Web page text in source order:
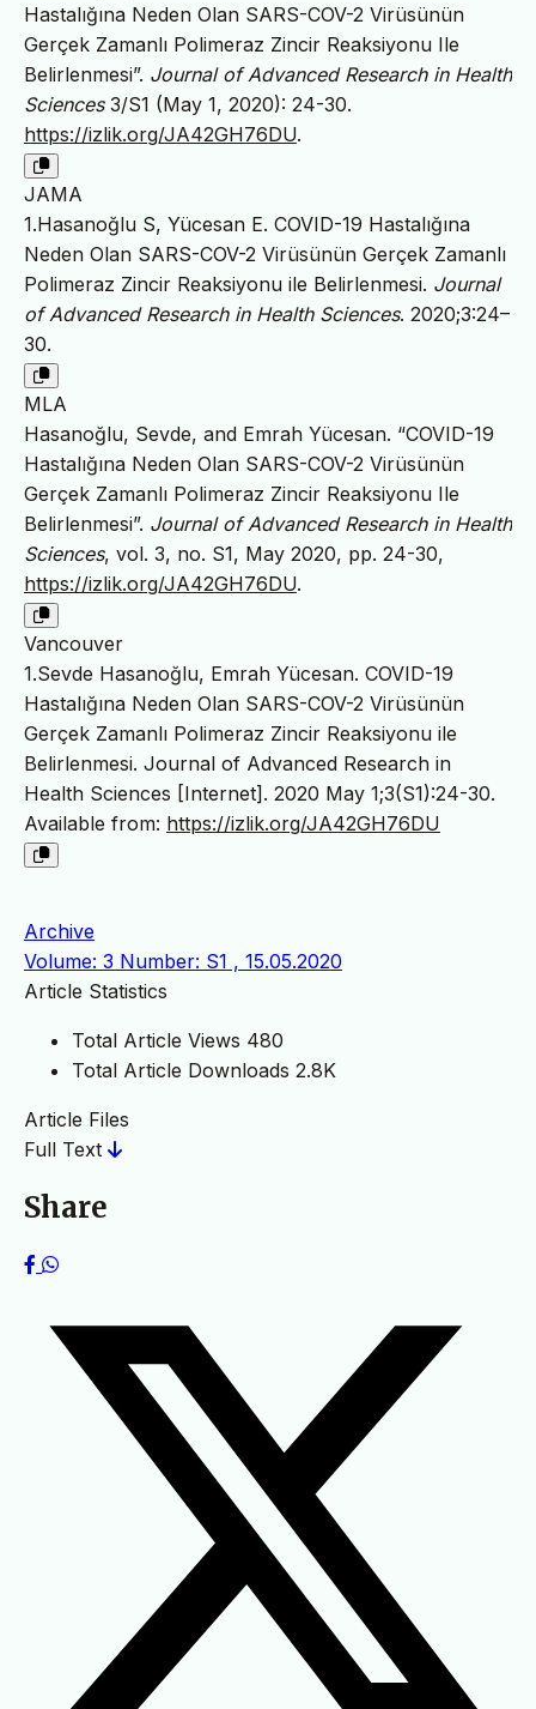
Hastalığına Neden Olan SARS-COV-2 Virüsünün
Gerçek Zamanlı Polimeraz Zincir Reaksiyonu Ile
Belirlenmesi”. Journal of Advanced Research in Health
Sciences3/S1 (May 1, 2020): 24-30.
https://izlik.org/JA42GH76DU.
JAMA
1.Hasanoğlu S, Yücesan E. COVID-19 Hastalığına
Neden Olan SARS-COV-2 Virüsünün Gerçek Zamanlı
Polimeraz Zincir Reaksiyonu ile Belirlenmesi. Journal
of Advanced Research in Health Sciences. 2020;3:24–
30.
MLA
Hasanoğlu, Sevde, and Emrah Yücesan. “COVID-19
Hastalığına Neden Olan SARS-COV-2 Virüsünün
Gerçek Zamanlı Polimeraz Zincir Reaksiyonu Ile
Belirlenmesi”. Journal of Advanced Research in Health
Sciences, vol. 3, no. S1, May 2020, pp. 24-30,
https://izlik.org/JA42GH76DU.
Vancouver
1.Sevde Hasanoğlu, Emrah Yücesan. COVID-19
Hastalığına Neden Olan SARS-COV-2 Virüsünün
Gerçek Zamanlı Polimeraz Zincir Reaksiyonu ile
Belirlenmesi. Journal of Advanced Research in
Health Sciences [Internet]. 2020 May 1;3(S1):24-30.
Available from: https://izlik.org/JA42GH76DU
Archive
Volume: 3 Number: S1 , 15.05.2020
Article Statistics
Total Article Views 480
Total Article Downloads 2.8K
Article Files
Full Text
Share